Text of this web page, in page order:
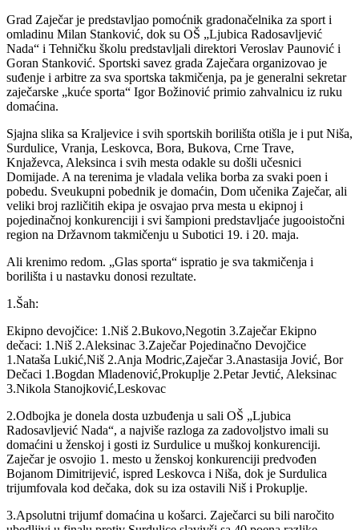
Grad Zaječar je predstavljao pomoćnik gradonačelnika za sport i
omladinu Milan Stanković, dok su OŠ „Ljubica Radosavljević
Nada“ i Tehničku školu predstavljali direktori Veroslav Paunović i
Goran Stanković. Sportski savez grada Zaječara organizovao je
suđenje i arbitre za sva sportska takmičenja, pa je generalni sekretar
zaječarske „kuće sporta“ Igor Božinović primio zahvalnicu iz ruku
domaćina.
Sjajna slika sa Kraljevice i svih sportskih borilišta otišla je i put Niša,
Surdulice, Vranja, Leskovca, Bora, Bukova, Crne Trave,
Knjaževca, Aleksinca i svih mesta odakle su došli učesnici
Domijade. A na terenima je vladala velika borba za svaki poen i
pobedu. Sveukupni pobednik je domaćin, Dom učenika Zaječar, ali
veliki broj različitih ekipa je osvajao prva mesta u ekipnoj i
pojedinačnoj konkurenciji i svi šampioni predstavljaće jugooistočni
region na Državnom takmičenju u Subotici 19. i 20. maja.
Ali krenimo redom. „Glas sporta“ ispratio je sva takmičenja i
borilišta i u nastavku donosi rezultate.
1.Šah:
Ekipno devojčice: 1.Niš 2.Bukovo,Negotin 3.Zaječar Ekipno
dečaci: 1.Niš 2.Aleksinac 3.Zaječar Pojedinačno Devojčice
1.Nataša Lukić,Niš 2.Anja Modric,Zaječar 3.Anastasija Jović, Bor
Dečaci 1.Bogdan Mladenović,Prokuplje 2.Petar Jevtić, Aleksinac
3.Nikola Stanojković,Leskovac
2.Odbojka je donela dosta uzbuđenja u sali OŠ „Ljubica
Radosavljević Nada“, a najviše razloga za zadovoljstvo imali su
domaćini u ženskoj i gosti iz Surdulice u muškoj konkurenciji.
Zaječar je osvojio 1. mesto u ženskoj konkurenciji predvođen
Bojanom Dimitrijević, ispred Leskovca i Niša, dok je Surdulica
trijumfovala kod dečaka, dok su iza ostavili Niš i Prokuplje.
3.Apsolutni trijumf domaćina u košarci. Zaječarci su bili naročito